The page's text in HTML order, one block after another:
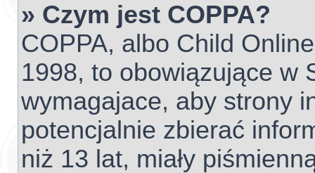
» Czym jest COPPA?
COPPA, albo Child
1998, to obowiązujące w
wymagajace, aby strony
potencjalnie zbierać
niż 13 lat, miały